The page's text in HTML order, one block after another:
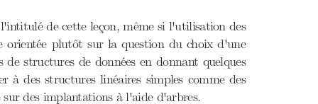
de cette leçon, même si l'utilisation des
orientée plutôt sur la question du choix d'une
structures de données en donnant quelques
des structures linéaires simples comme des
sur des implantations à l'aide d'arbres.